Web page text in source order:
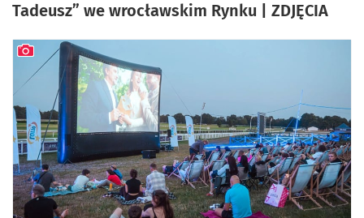
Tadeusz” we wrocławskim Rynku | ZDJĘCIA